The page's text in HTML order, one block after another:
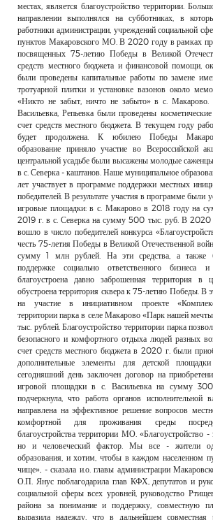
местах, является благоустройство территории.
направлении выполнялся на субботниках, в
работники администрации, учреждений социальной
пунктов Макаровского МО. В 2020 году в рамках
посвященных 75-летию Победы в Великой
средств местного бюджета и финансовой помощи,
были проведены капитальные работы по замене
тротуарной плитки и установке вазонов около
«Никто не забыт, ничто не забыто» в с. Макарово.
Васильевка, Репьевка были проведены
счет средств местного бюджета. В текущем году
будет продолжена. К юбилею Победы
образование приняло участие во Всероссийской
центральной усадьбе были высажены молодые
в с. Северка - каштанов. Наше муниципальное
лет участвует в программе поддержки местных
победителей. В результате участия в программе были
игровые площадки: в с. Макарово в 2018 году на
2019 г. в с. Северка на сумму 500 тыс. руб. В
вошло в число победителей конкурса
честь 75-летия Победы в Великой Отечественной
сумму 1 млн рублей. На эти средства, а также
поддержке социально ответственного
благоустроена давно заброшенная территория
обустроена территория сквера к 75-летию Победы. В
на участие в инициативном проекте
территории парка в селе Макарово «Парк нашей
тыс. рублей. Благоустройство территории парка
безопасного и комфортного отдыха людей разных
счет средств местного бюджета в 2020 г. были
дополнительные элементы для детской
сегодняшний день заключен договор на
игровой площадки в с. Васильевка на сумму
подчеркнула, что работа органов исполнительной
направлена на эффективное решение вопросов
комфортной для проживания среды
благоустройства территории МО. «Благоустройство -
но и человеческий фактор. Мы все - жители
образования, и хотим, чтобы в каждом населенном
чище», - сказала и.о. главы администрации
О.П. Янус поблагодарила глав КФХ, депутатов и
социальной сферы всех уровней, руководство
района за понимание и поддержку, совместную
выразила надежду, что в дальнейшем совместная